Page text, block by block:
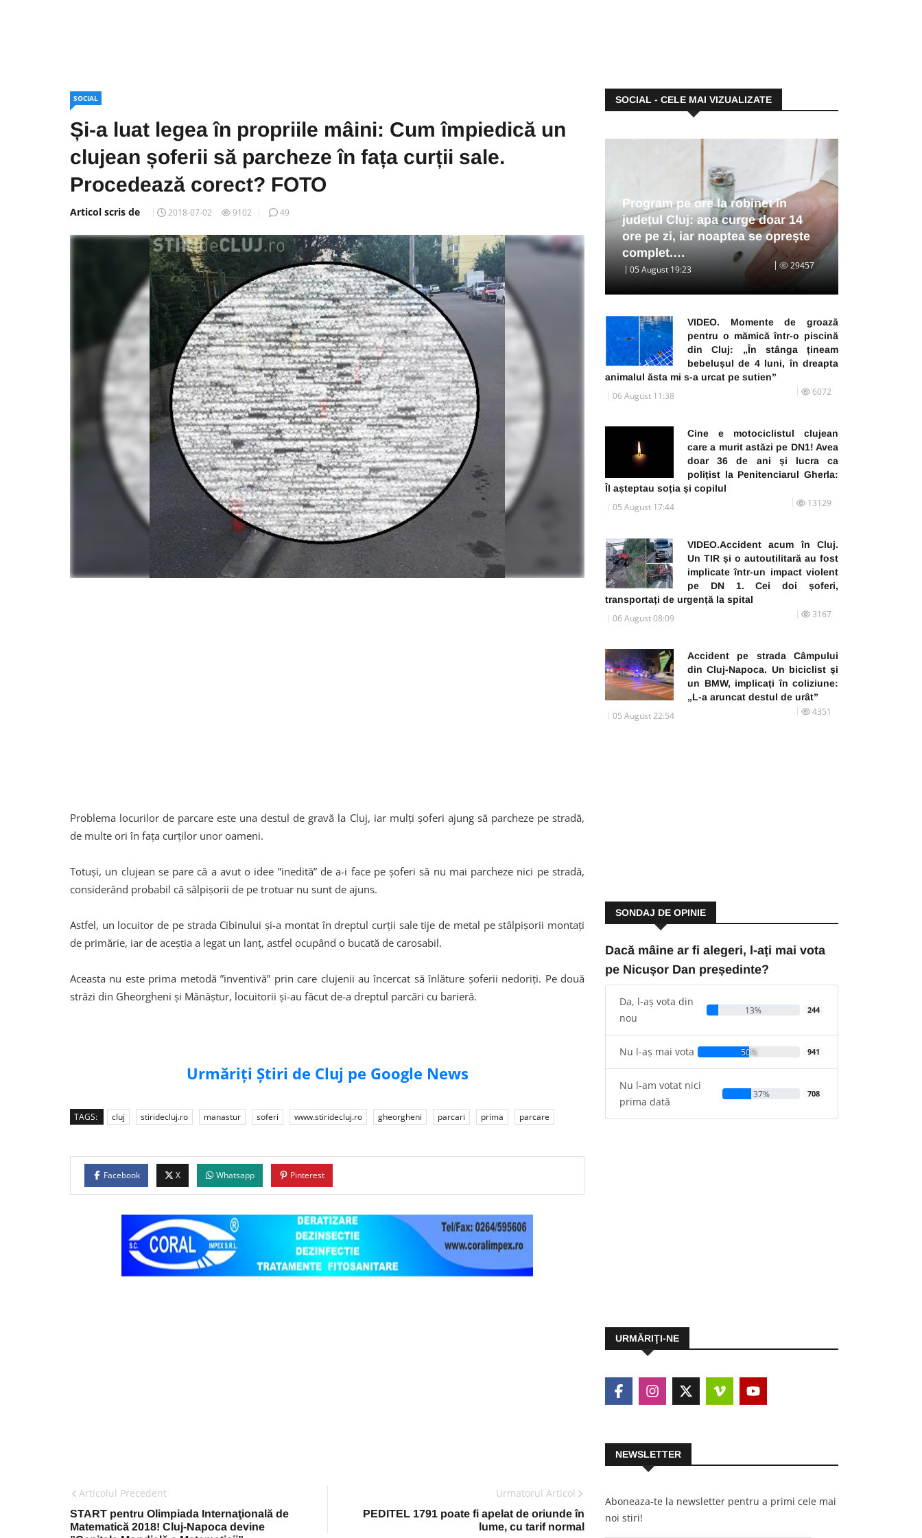
SOCIAL
Și-a luat legea în propriile mâini: Cum împiedică un
clujean șoferii să parcheze în fața curții sale.
Procedează corect? FOTO
Articol scris de 2018-07-02 9102 49
Problema locurilor de parcare este una destul de gravă la Cluj, iar mulți șoferi ajung să parcheze pe stradă,
de multe ori în fața curților unor oameni.
Totuși, un clujean se pare că a avut o idee ”inedită” de a-i face pe șoferi să nu mai parcheze nici pe stradă,
considerând probabil că sâlpișorii de pe trotuar nu sunt de ajuns.
Astfel, un locuitor de pe strada Cibinului și-a montat în dreptul curții sale tije de metal pe stâlpișorii montați
de primărie, iar de aceștia a legat un lanț, astfel ocupând o bucată de carosabil.
Aceasta nu este prima metodă ”inventivă” prin care clujenii au încercat să înlăture șoferii nedoriți. Pe două
străzi din Gheorgheni și Mănăștur, locuitorii și-au făcut de-a dreptul parcări cu barieră.
Urmăriți Știri de Cluj pe Google News
TAGS: cluj stiridecluj.ro manastur soferi www.stiridecluj.ro gheorgheni parcari prima parcare
Facebook X Whatsapp Pinterest
Articolul Precedent
START pentru Olimpiada Internaţională de
Matematică 2018! Cluj-Napoca devine
Urmatorul Articol
PEDITEL 1791 poate fi apelat de oriunde în
lume, cu tarif normal
SOCIAL - CELE MAI VIZUALIZATE
Program pe ore la robinet în
județul Cluj: apa curge doar 14
ore pe zi, iar noaptea se oprește
complet.…
05 August 19:23 29457
VIDEO. Momente de groază
pentru o mămică într-o piscină
din Cluj: „În stânga țineam
bebelușul de 4 luni, în dreapta
animalul ăsta mi s-a urcat pe sutien”
06 August 11:38 6072
Cine e motociclistul clujean
care a murit astăzi pe DN1! Avea
doar 36 de ani și lucra ca
polițist la Penitenciarul Gherla:
Îl așteptau soția și copilul
05 August 17:44 13129
VIDEO.Accident acum în Cluj.
Un TIR și o autoutilitară au fost
implicate într-un impact violent
pe DN 1. Cei doi șoferi,
transportați de urgență la spital
06 August 08:09 3167
Accident pe strada Câmpului
din Cluj-Napoca. Un biciclist și
un BMW, implicați în coliziune:
„L-a aruncat destul de urât”
05 August 22:54 4351
SONDAJ DE OPINIE
Dacă mâine ar fi alegeri, l-ați mai vota
pe Nicușor Dan președinte?
Da, l-aș vota din
nou
13% 244
Nu l-aș mai vota 50% 941
Nu l-am votat nici
prima dată
37% 708
URMĂRIŢI-NE
NEWSLETTER
Aboneaza-te la newsletter pentru a primi cele mai
noi stiri!